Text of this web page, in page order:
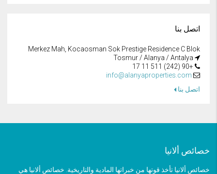
اتصل بنا
Merkez Mah, Kocaosman Sok Prestige Residence C Blok
+90 (242) 511 11 17
info@alanyaproperties.com
اتصل بنا
خصائص ألانيا
خصائص ألانيا تأخذ قوتها من خبراتها المادية والتاريخية. خصائص ألانيا هي